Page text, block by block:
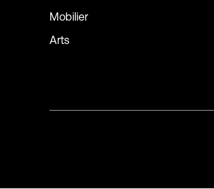
Mobilier
Arts